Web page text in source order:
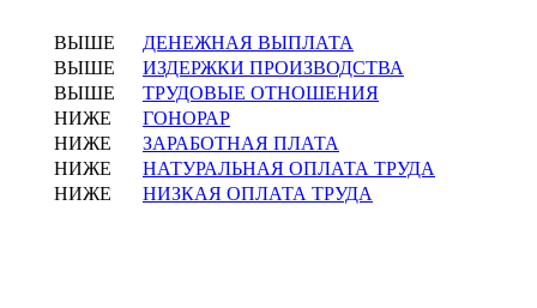
ВЫШЕ
ДЕНЕЖНАЯ ВЫПЛАТА
ВЫШЕ
ИЗДЕРЖКИ ПРОИЗВОДСТВА
ВЫШЕ
ТРУДОВЫЕ ОТНОШЕНИЯ
НИЖЕ
ГОНОРАР
НИЖЕ
ЗАРАБОТНАЯ ПЛАТА
НИЖЕ
НАТУРАЛЬНАЯ ОПЛАТА ТРУДА
НИЖЕ
НИЗКАЯ ОПЛАТА ТРУДА